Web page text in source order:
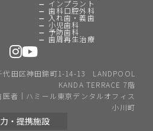
インプラント
歯科口腔外科
入れ歯・義歯
小児歯科
予防歯科
歯周再生治療
田区神田錦町1-14-13 LANDPOOL
KANDA TERRACE 7階
者｜ハミール東京デンタルオフィス
小川町
・提携施設